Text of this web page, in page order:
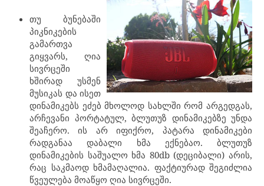
თუ ბუნებაში
პიკნიკების
გამართვა
გიყვარს, ღია
სივრცეში
ხშირად უსმენ
მუსიკას და ისეთ
დინამიკებს ეძებ მხოლოდ სახლში რომ არგედგას,
არჩევანი პორტატულ, ბლუთუზ დინამიკებზე უნდა
შეაჩერო. ის არ იფიქრო, პატარა დინამიკები
რადგანაა დაბალი ხმა ექნებაო. ბლუთუზ
დინამიკების საშუალო ხმა 80db (დეციბალი) არის,
რაც საკმაოდ ხმამაღალია. ფაქტიურად შეგიძლია
წვეულება მოაწყო ღია სივრცეში.